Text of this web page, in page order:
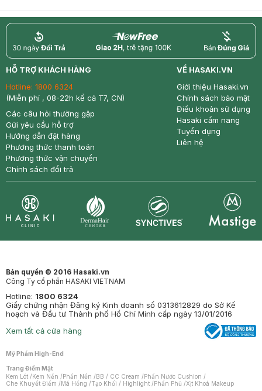
return nowfree price
HỖ TRỢ KHÁCH HÀNG
Hotline: 1800 6324
(Miễn phí , 08-22h kể cả T7, CN)
Các câu hỏi thường gặp
Gửi yêu cầu hỗ trợ
Hướng dẫn đặt hàng
Phương thức thanh toán
Phương thức vận chuyển
Chính sách đổi trả
VỀ HASAKI.VN
Giới thiệu Hasaki.vn
Chính sách bảo mật
Điều khoản sử dụng
Hasaki cẩm nang
Tuyển dụng
Liên hệ
Bản quyền © 2016 Hasaki.vn
Công Ty cổ phần HASAKI VIETNAM
Hotline: 1800 6324
Giấy chứng nhận Đăng ký Kinh doanh số 0313612829 do Sở Kế
hoạch và Đầu tư Thành phố Hồ Chí Minh cấp ngày 13/01/2016
Xem tất cả cửa hàng
Mỹ Phẩm High-End
Trang Điểm Mặt
Kem Lót /Kem Nền /Phấn Nền /BB / CC Cream /Phấn Nước Cushion /
Che Khuyết Điểm /Má Hồng /Tạo Khối / Highlight /Phấn Phủ /Xịt Khoá Makeup